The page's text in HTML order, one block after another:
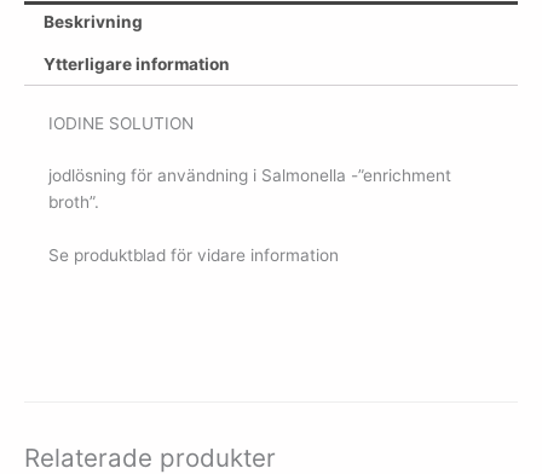
Beskrivning
Ytterligare information
IODINE SOLUTION
jodlösning för användning i Salmonella -”enrichment
broth”.
Se produktblad för vidare information
Relaterade produkter